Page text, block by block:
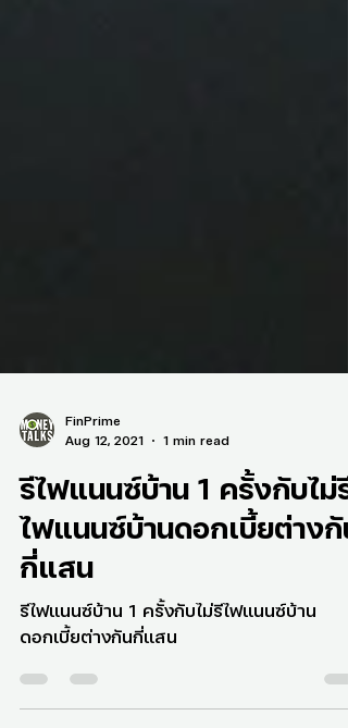
Aug 12, 2021
1 min read
รีไฟแนนซ์บ้าน 1 ครั้งกับไม่รี
ไฟแนนซ์บ้านดอกเบี้ยต่างกัน
กี่แสน
ดอกเบี้ยต่างกันกี่แสน